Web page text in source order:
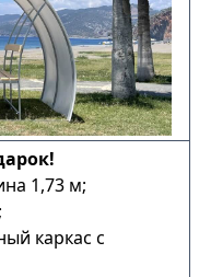
1,73 м;
каркас с